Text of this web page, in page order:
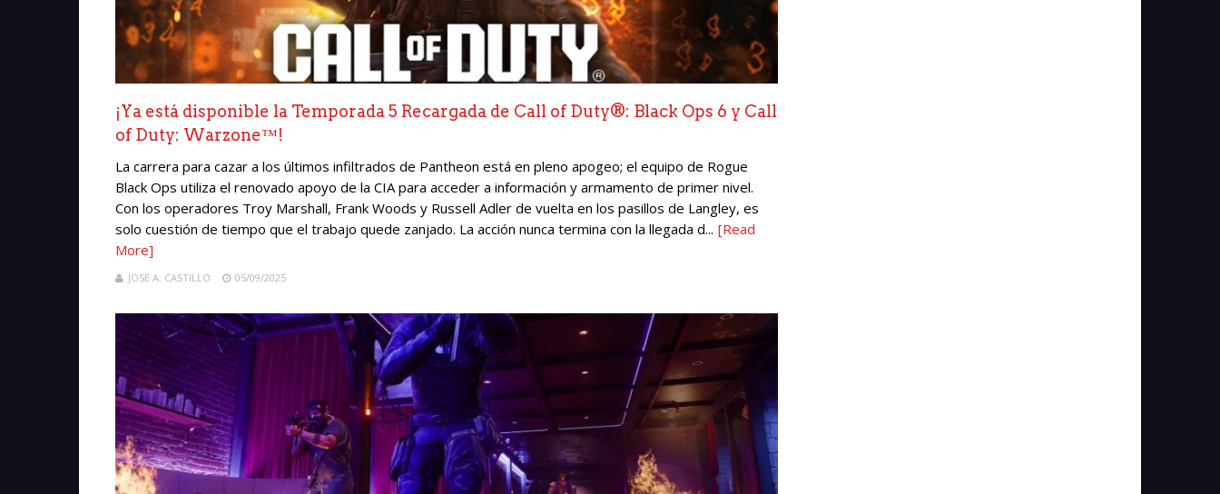
¡Ya está disponible la Temporada 5 Recargada de Call of Duty®: Black Ops 6 y Call
of Duty: Warzone™!
La carrera para cazar a los últimos infiltrados de Pantheon está en pleno apogeo; el equipo de Rogue
Black Ops utiliza el renovado apoyo de la CIA para acceder a información y armamento de primer nivel.
Con los operadores Troy Marshall, Frank Woods y Russell Adler de vuelta en los pasillos de Langley, es
solo cuestión de tiempo que el trabajo quede zanjado. La acción nunca termina con la llegada d... [Read
More]
JOSE A. CASTILLO 05/09/2025